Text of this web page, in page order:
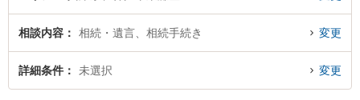
のトラブル解決の実績豊富な近くの弁護士を検索したい』『初回相談無料で相
続手続きを法律相談できる神戸市東灘区内の弁護士に相談予約したい』などで
お困りの相談者さんにおすすめです。
相談内容 相続・遺言、相続手続き 変更
詳細条件 未選択 変更